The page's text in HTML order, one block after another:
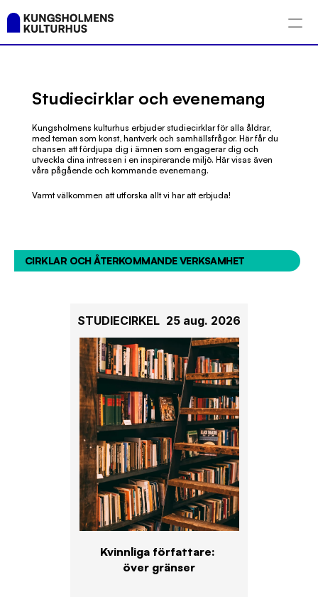
Studiecirklar och evenemang
Kungsholmens kulturhus erbjuder studiecirklar för alla åldrar,
med teman som konst, hantverk och samhällsfrågor. Här får du
chansen att fördjupa dig i ämnen som engagerar dig och
utveckla dina intressen i en inspirerande miljö. Här visas även
våra pågående och kommande evenemang.
Varmt välkommen att utforska allt vi har att erbjuda!
CIRKLAR OCH ÅTERKOMMANDE VERKSAMHET
STUDIECIRKEL 25 aug. 2026
Kvinnliga författare:
över gränser